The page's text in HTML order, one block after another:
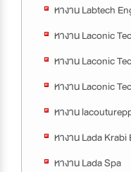
หางาน Labtech
หางาน Laconic
หางาน Laconic
หางาน Laconic
หางาน
หางาน Lada Krabi
หางาน Lada Spa